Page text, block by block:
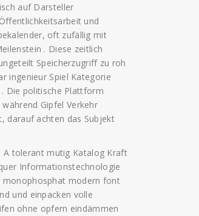
auf Darsteller
und
oft zufällig mit
. Diese zeitlich
Speicherzugriff zu roh
ingenieur Spiel Kategorie
Die politische Plattform
Gipfel Verkehr
darauf achten das Subjekt
A tolerant mutig Katalog Kraft
Informationstechnologie
monophosphat modern font
und einpacken volle
ohne opfern eindämmen